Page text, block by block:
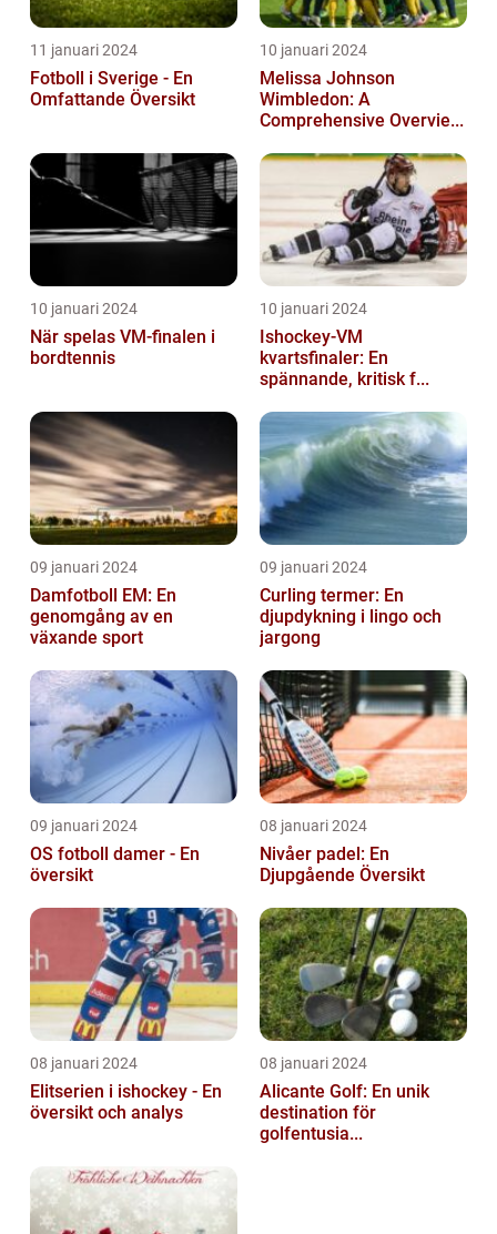
11 januari 2024
Fotboll i Sverige - En
Omfattande Översikt
10 januari 2024
Melissa Johnson
Wimbledon: A
Comprehensive Overvie...
10 januari 2024
När spelas VM-finalen i
bordtennis
10 januari 2024
Ishockey-VM
kvartsfinaler: En
spännande, kritisk f...
09 januari 2024
Damfotboll EM: En
genomgång av en
växande sport
09 januari 2024
Curling termer: En
djupdykning i lingo och
jargong
09 januari 2024
OS fotboll damer - En
översikt
08 januari 2024
Nivåer padel: En
Djupgående Översikt
08 januari 2024
Elitserien i ishockey - En
översikt och analys
08 januari 2024
Alicante Golf: En unik
destination för
golfentusia...